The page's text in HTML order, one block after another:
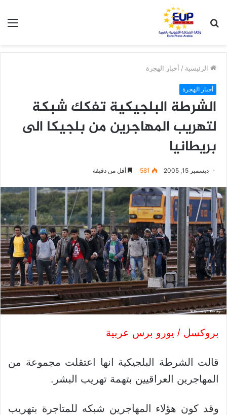
عن
الرئيسية / أخبار الهجرة
أخبار الهجرة
الشرطة البلجيكية تفكك شبكة
لتهريب المهاجرين من بلجيكا الى
بريطانيا
ديسمبر 15, 2005 581 أقل من دقيقة
بروكسل / يورو برس عربية
قالت الشرطة البلجيكية انها اعتقلت مجموعة من
المهاجرين العراقيين بتهمة تهريب البشر.
وقد كون هؤلاء المهاجرين شبكه للمتاجرة بتهريب